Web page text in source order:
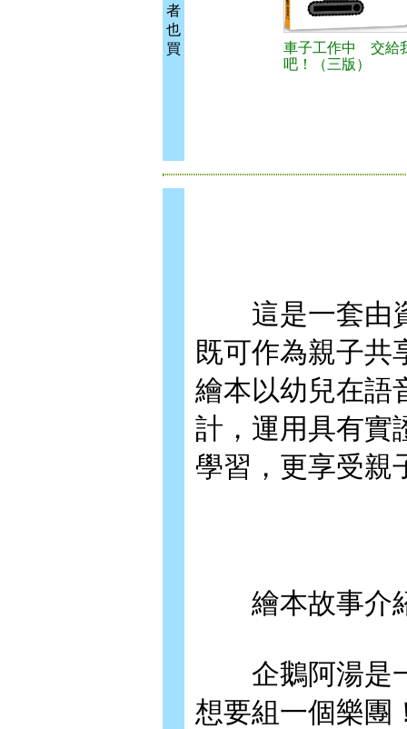
者
也
買
車子工作中 交給
吧！（三版）
這是一套由資
既可作為親子共
繪本以幼兒在語
計，運用具有實
學習，更享受親
繪本故事介
企鵝阿湯是一
想要組一個樂團